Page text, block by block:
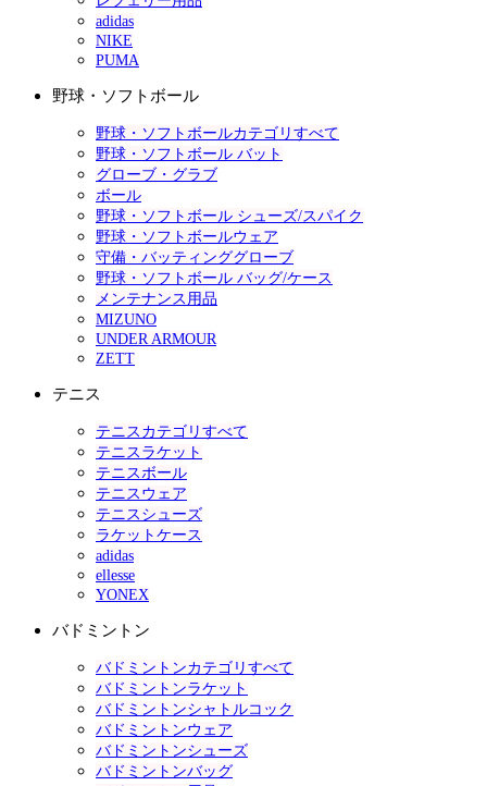
adidas
NIKE
PUMA
野球・ソフトボール
野球・ソフトボールカテゴリすべて
野球・ソフトボール バット
グローブ・グラブ
ボール
野球・ソフトボール シューズ/スパイク
野球・ソフトボールウェア
守備・バッティンググローブ
野球・ソフトボール バッグ/ケース
メンテナンス用品
MIZUNO
UNDER ARMOUR
ZETT
テニス
テニスカテゴリすべて
テニスラケット
テニスボール
テニスウェア
テニスシューズ
ラケットケース
adidas
ellesse
YONEX
バドミントン
バドミントンカテゴリすべて
バドミントンラケット
バドミントンシャトルコック
バドミントンウェア
バドミントンシューズ
バドミントンバッグ